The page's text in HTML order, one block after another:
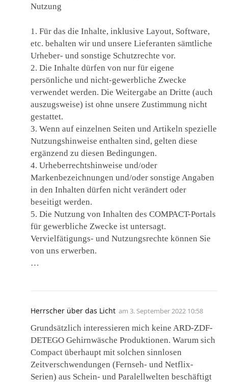
Nutzung
1. Für das die Inhalte, inklusive Layout, Software,
etc. behalten wir und unsere Lieferanten sämtliche
Urheber- und sonstige Schutzrechte vor.
2. Die Inhalte dürfen von nur für eigene
persönliche und nicht-gewerbliche Zwecke
verwendet werden. Die Weitergabe an Dritte (auch
auszugsweise) ist ohne unsere Zustimmung nicht
gestattet.
3. Wenn auf einzelnen Seiten und Artikeln spezielle
Nutzungshinweise enthalten sind, gelten diese
ergänzend zu diesen Bedingungen.
4. Urheberrechtshinweise und/oder
Markenbezeichnungen und/oder sonstige Angaben
in den Inhalten dürfen nicht verändert oder
beseitigt werden.
5. Die Nutzung von Inhalten des COMPACT-Portals
für gewerbliche Zwecke ist untersagt.
Vervielfätigungs- und Nutzungsrechte können Sie
von uns erwerben.
…
Herrscher über das Licht am 3. September 2022 10:58
Grundsätzlich interessieren mich keine ARD-ZDF-
DETEGO Gehirnwäsche Produktionen. Warum sich
Compact überhaupt mit solchen sinnlosen
Zeitverschwendungen (Fernseh- und Netflix-
Serien) aus Schein- und Paralellwelten beschäftigt